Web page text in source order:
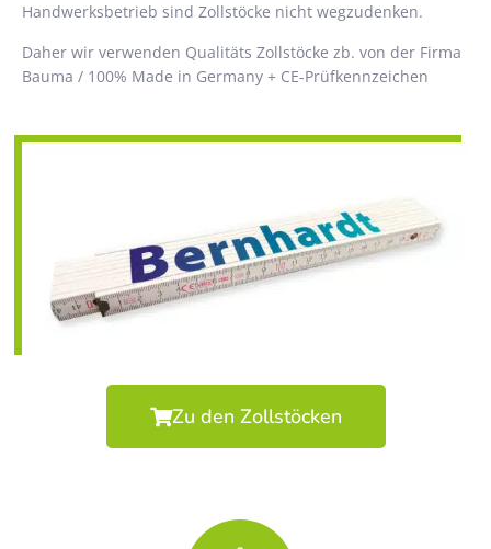
Handwerksbetrieb sind Zollstöcke nicht wegzudenken.
Daher wir verwenden Qualitäts Zollstöcke zb. von der Firma
Bauma / 100% Made in Germany + CE-Prüfkennzeichen
Zu den Zollstöcken